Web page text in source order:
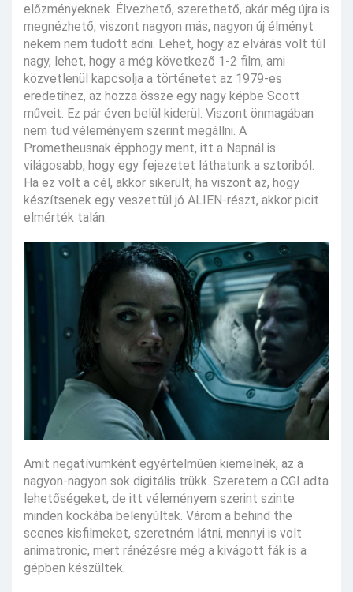
előzményeknek. Élvezhető, szerethető, akár még újra is
megnézhető, viszont nagyon más, nagyon új élményt
nekem nem tudott adni. Lehet, hogy az elvárás volt túl
nagy, lehet, hogy a még következő 1-2 film, ami
közvetlenül kapcsolja a történetet az 1979-es
eredetihez, az hozza össze egy nagy képbe Scott
műveit. Ez pár éven belül kiderül. Viszont önmagában
nem tud véleményem szerint megállni. A
Prometheusnak épphogy ment, itt a Napnál is
világosabb, hogy egy fejezetet láthatunk a sztoriból.
Ha ez volt a cél, akkor sikerült, ha viszont az, hogy
készítsenek egy veszettül jó ALIEN-részt, akkor picit
elmérték talán.
Amit negatívumként egyértelműen kiemelnék, az a
nagyon-nagyon sok digitális trükk. Szeretem a CGI adta
lehetőségeket, de itt véleményem szerint szinte
minden kockába belenyúltak. Várom a behind the
scenes kisfilmeket, szeretném látni, mennyi is volt
animatronic, mert ránézésre még a kivágott fák is a
gépben készültek.